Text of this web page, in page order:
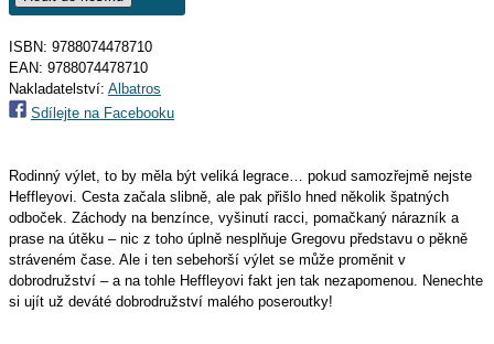
ISBN: 9788074478710
EAN: 9788074478710
Nakladatelství: Albatros
Sdílejte na Facebooku
Rodinný výlet, to by měla být veliká legrace… pokud samozřejmě nejste
Heffleyovi. Cesta začala slibně, ale pak přišlo hned několik špatných
odboček. Záchody na benzínce, vyšinutí racci, pomačkaný nárazník a
prase na útěku – nic z toho úplně nesplňuje Gregovu představu o pěkně
stráveném čase. Ale i ten sebehorší výlet se může proměnit v
dobrodružství – a na tohle Heffleyovi fakt jen tak nezapomenou. Nenechte
si ujít už deváté dobrodružství malého poseroutky!